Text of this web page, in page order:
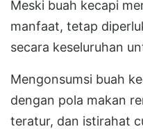
Meski buah kecapi
manfaat, tetap
secara keseluruhan
Mengonsumsi buah
dengan pola makan
teratur, dan istirahat